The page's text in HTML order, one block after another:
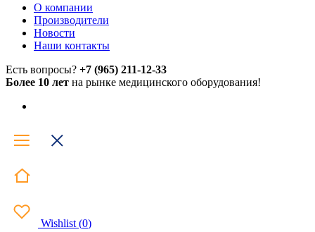
О компании
Производители
Новости
Наши контакты
Есть вопросы? +7 (965) 211-12-33
Более 10 лет на рынке медицинского оборудования!
Wishlist (0)